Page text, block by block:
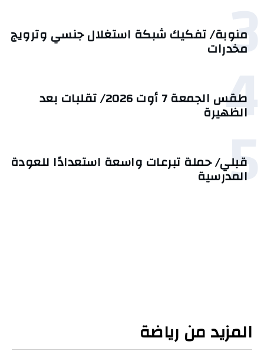
3
منوبة/ تفكيك شبكة استغلال جنسي وترويج
مخدرات
4 طقس الجمعة 7 أوت 2026/ تقلبات بعد
الظهيرة
5
قبلي/ حملة تبرعات واسعة استعدادًا للعودة
المدرسية
المزيد من رياضة